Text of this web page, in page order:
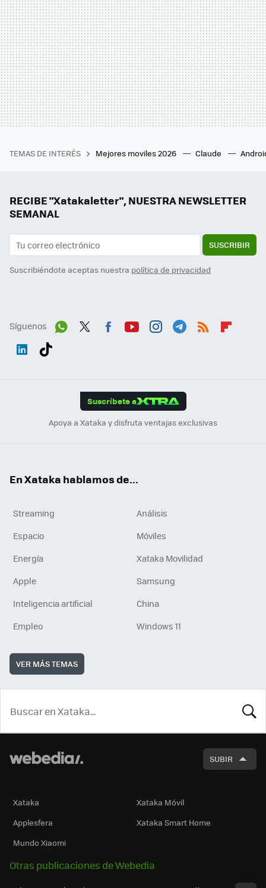
TEMAS DE INTERÉS Mejores moviles 2026 Claude
RECIBE "Xatakaletter", NUESTRA NEWSLETTER
SEMANAL
SUSCRIBIR
Suscribiéndote aceptas nuestra política de privacidad
Síguenos
Suscríbete a
Apoya a Xataka y disfruta ventajas exclusivas
En Xataka hablamos de...
Streaming
Análisis
Espacio
Móviles
Energía
Xataka Movilidad
Apple
Samsung
Inteligencia artificial
China
Empleo
Windows 11
VER MÁS TEMAS
SUBIR
Xataka
Xataka Móvil
Applesfera
Xataka Smart Home
Mundo Xiaomi
Otras publicaciones de Webedia